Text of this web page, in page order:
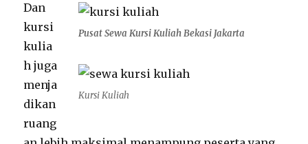
Pusat Sewa Kursi Kuliah Bekasi Jakarta
Kursi Kuliah
Dan
kursi
kulia
h juga
menja
dikan
ruang